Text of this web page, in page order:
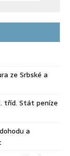
ze Srbské a
tříd. Stát peníze
a